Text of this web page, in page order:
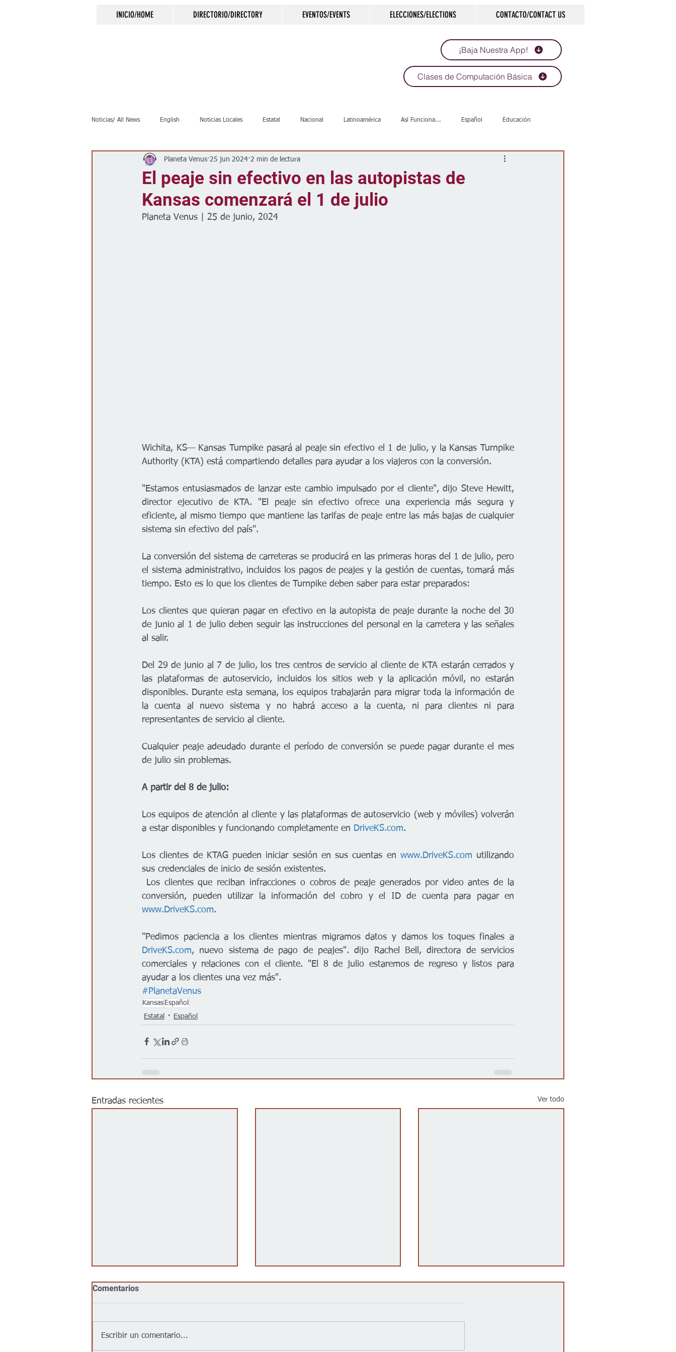
INICIO/HOME DIRECTORIO/DIRECTORY EVENTOS/EVENTS ELECCIONES/ELECTIONS CONTACTO/CONTACT US
¡Baja Nuestra App!
Clases de Computación Básica
Noticias/ All News English Noticias Locales Estatal Nacional Latinoamérica Así Funciona... Español Educación
Inmigración Crimen Negocios Salud Arte & Cultura
Clima Vivienda Escuelas Calles Desamparados Carreteras
El peaje sin efectivo en las autopistas de
Kansas comenzará el 1 de julio
Planeta Venus 25 jun 2024 2 min de lectura
Planeta Venus | 25 de junio, 2024
Wichita, KS— Kansas Turnpike pasará al peaje sin efectivo el 1 de julio, y la Kansas Turnpike
Authority (KTA) está compartiendo detalles para ayudar a los viajeros con la conversión.
"Estamos entusiasmados de lanzar este cambio impulsado por el cliente", dijo Steve Hewitt,
director ejecutivo de KTA. "El peaje sin efectivo ofrece una experiencia más segura y
eficiente, al mismo tiempo que mantiene las tarifas de peaje entre las más bajas de cualquier
sistema sin efectivo del país".
La conversión del sistema de carreteras se producirá en las primeras horas del 1 de julio, pero
el sistema administrativo, incluidos los pagos de peajes y la gestión de cuentas, tomará más
tiempo. Esto es lo que los clientes de Turnpike deben saber para estar preparados:
Los clientes que quieran pagar en efectivo en la autopista de peaje durante la noche del 30
de junio al 1 de julio deben seguir las instrucciones del personal en la carretera y las señales
al salir.
Del 29 de junio al 7 de julio, los tres centros de servicio al cliente de KTA estarán cerrados y
las plataformas de autoservicio, incluidos los sitios web y la aplicación móvil, no estarán
disponibles. Durante esta semana, los equipos trabajarán para migrar toda la información de
la cuenta al nuevo sistema y no habrá acceso a la cuenta, ni para clientes ni para
representantes de servicio al cliente.
Cualquier peaje adeudado durante el período de conversión se puede pagar durante el mes
de julio sin problemas.
A partir del 8 de julio:
Los equipos de atención al cliente y las plataformas de autoservicio (web y móviles) volverán
a estar disponibles y funcionando completamente en DriveKS.com.
Los clientes de KTAG pueden iniciar sesión en sus cuentas en www.DriveKS.com utilizando
sus credenciales de inicio de sesión existentes.
www.DriveKS.com.
DriveKS.com, nuevo sistema de pago de peajes". dijo Rachel Bell, directora de servicios
comerciales y relaciones con el cliente. "El 8 de julio estaremos de regreso y listos para
ayudar a los clientes una vez más".
#PlanetaVenus
Kansas Español
Estatal
Español
Entradas recientes Ver todo
Comentarios
Escribir un comentario...